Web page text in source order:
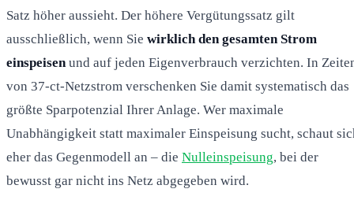
Satz höher aussieht. Der höhere Vergütungssatz gilt
ausschließlich, wenn Sie wirklich den gesamten Strom
einspeisen und auf jeden Eigenverbrauch verzichten. In
von 37-ct-Netzstrom verschenken Sie damit systematisch das
größte Sparpotenzial Ihrer Anlage. Wer maximale
Unabhängigkeit statt maximaler Einspeisung sucht, schaut
eher das Gegenmodell an – die Nulleinspeisung, bei der
bewusst gar nicht ins Netz abgegeben wird.